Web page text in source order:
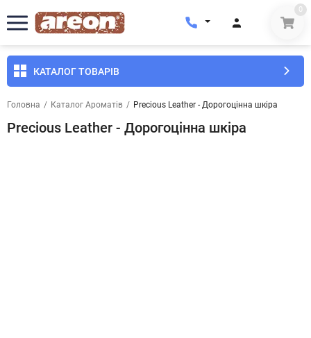
0
КАТАЛОГ ТОВАРІВ
Головна / Каталог Ароматів / Precious Leather - Дорогоцінна шкіра
Precious Leather - Дорогоцінна шкіра